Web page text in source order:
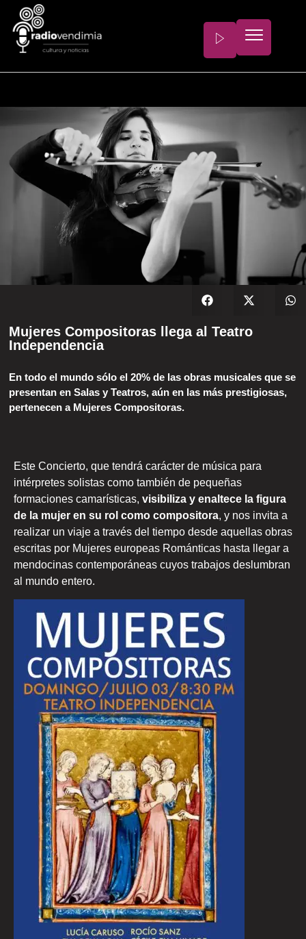
Mujeres Compositoras llega al Teatro
Independencia
En todo el mundo sólo el 20% de las obras musicales que se
presentan en Salas y Teatros, aún en las más prestigiosas,
pertenecen a Mujeres Compositoras.
Este Concierto, que tendrá carácter de música para
intérpretes solistas como también de pequeñas
formaciones camarísticas, visibiliza y enaltece la figura
de la mujer en su rol como compositora, y nos invita a
realizar un viaje a través del tiempo desde aquellas obras
escritas por Mujeres europeas Románticas hasta llegar a
mendocinas contemporáneas cuyos trabajos deslumbran
al mundo entero.